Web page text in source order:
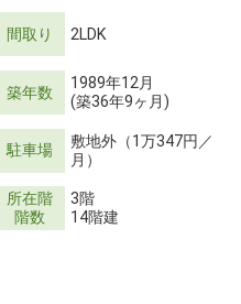
間取り 2LDK
築年数
1989年12月
(築36年9ヶ月)
駐車場
敷地外（1万347円／
月）
所在階
階数
3階
14階建